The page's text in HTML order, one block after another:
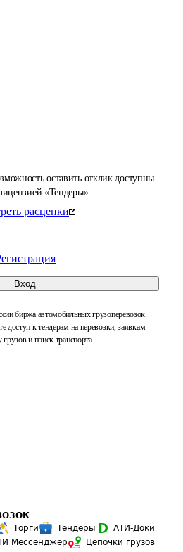
оставить отклик доступны
«Тендеры»
расценки
Вход
биржа автомобильных грузоперевозок.
доступ к тендерам на перевозки, заявкам
грузов и поиск транспорта
Торги Тендеры
АТИ-Доки
Мессенджер
Цепочки грузов